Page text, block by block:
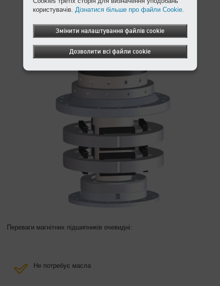
Переваги магнітних підшипників очевидні:
Не потребує масла
користувачів. Дізнатися більше про файли Cookie.
Змінити налаштування файлів cookie
Дозволити всі файли cookie